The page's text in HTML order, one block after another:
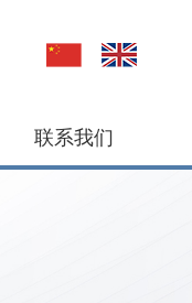
联系我们